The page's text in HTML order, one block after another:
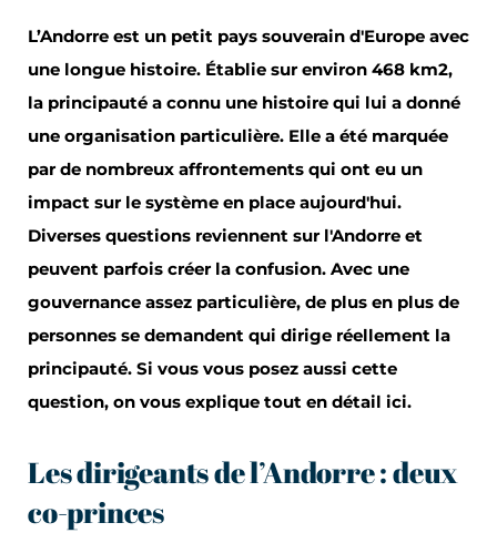
L’Andorre est un petit pays souverain d'Europe avec
une longue histoire. Établie sur environ 468 km2,
la principauté a connu une histoire qui lui a donné
une organisation particulière. Elle a été marquée
par de nombreux affrontements qui ont eu un
impact sur le système en place aujourd'hui.
Diverses questions reviennent sur l'Andorre et
peuvent parfois créer la confusion. Avec une
gouvernance assez particulière, de plus en plus de
personnes se demandent qui dirige réellement la
principauté. Si vous vous posez aussi cette
question, on vous explique tout en détail ici.
Les dirigeants de l’Andorre : deux
co-princes